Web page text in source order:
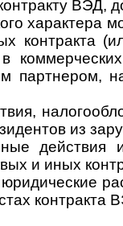
ВЭД,
характера
контракта
партнером,
из
действия
и иных